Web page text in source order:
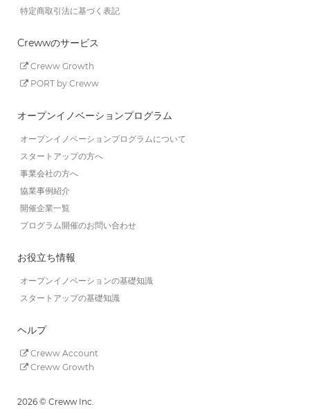
特定商取引法に基づく表記
Crewwのサービス
Creww Growth
PORT by Creww
オープンイノベーションプログラム
オープンイノベーションプログラムについて
スタートアップの方へ
事業会社の方へ
協業事例紹介
開催企業一覧
プログラム開催のお問い合わせ
お役立ち情報
オープンイノベーションの基礎知識
スタートアップの基礎知識
ヘルプ
Creww Account
Creww Growth
2026 © Creww Inc.